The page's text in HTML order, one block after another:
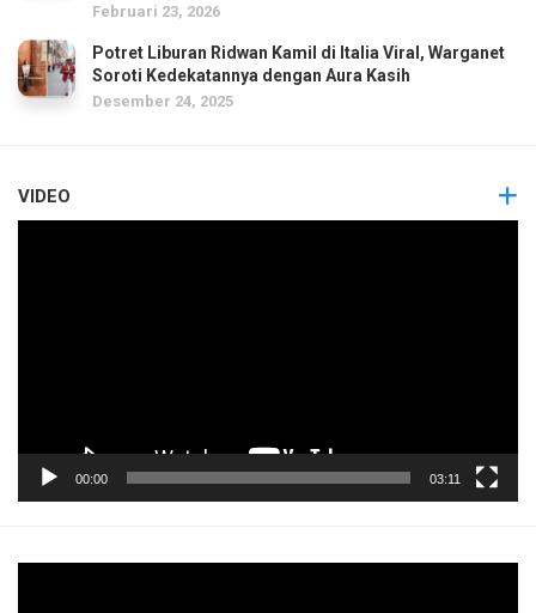
Februari 23, 2026
Potret Liburan Ridwan Kamil di Italia Viral, Warganet
Soroti Kedekatannya dengan Aura Kasih
Desember 24, 2025
VIDEO
00:00 03:11